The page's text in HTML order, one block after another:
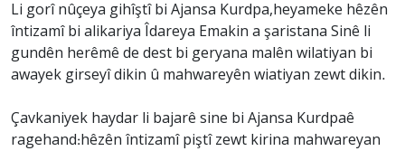
Li gorî nûçeya gihîştî bi Ajansa Kurdpa,heyameke hêzên
întizamî bi alikariya Îdareya Emakin a şaristana Sinê li
gundên herêmê de dest bi geryana malên wilatiyan bi
awayek girseyî dikin û mahwareyên wiatiyan zewt dikin.
Çavkaniyek haydar li bajarê sine bi Ajansa Kurdpaê
ragehand:hêzên întizamî piştî zewt kirina mahwareyan